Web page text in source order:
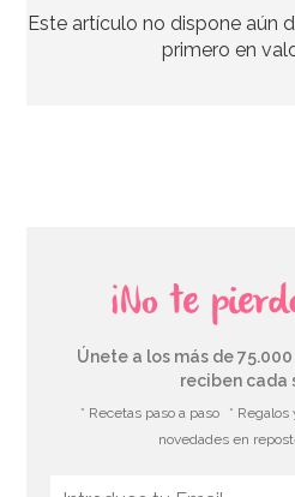
Este artículo no dispone aún
primero en
¡No te
Únete a los más de
reciben cada
* Recetas paso a paso *
novedades en